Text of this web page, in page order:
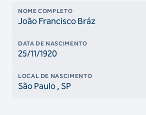
NOME COMPLETO
João Francisco Bráz
DATA DE NASCIMENTO
25/11/1920
LOCAL DE NASCIMENTO
São Paulo, SP